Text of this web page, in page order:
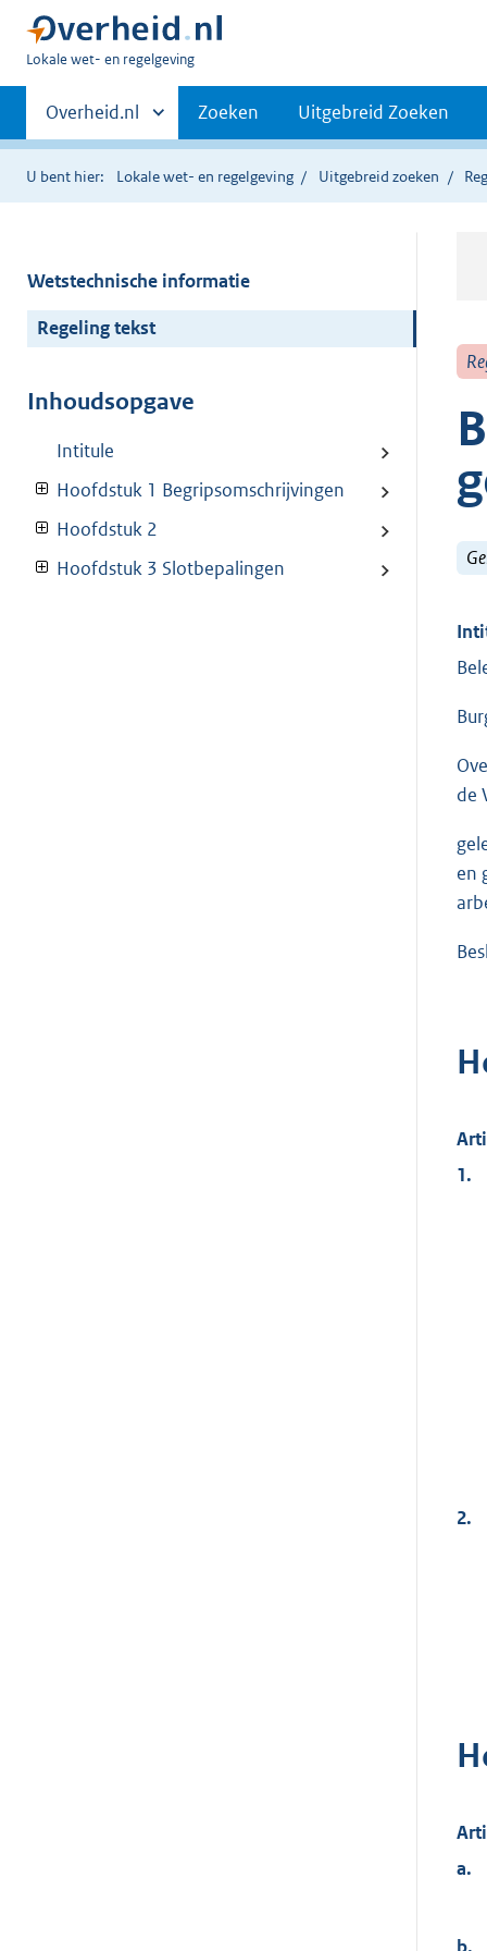
U
hier:
Lokale wet- en regelgeving
Primaire
navigatie
Andere
sites
binnen
Overheid.nl Zoeken Uitgebreid Zoeken
U bent hier: Lokale wet- en regelgeving Uitgebreid zoeken
Wetstechnische informatie
Regeling tekst
Inhoudsopgave
Intitule
Hoofdstuk 1 Begripsomschrijvingen
Hoofdstuk 2
Hoofdstuk 3 Slotbepalingen
de
en
1.
2.
a.